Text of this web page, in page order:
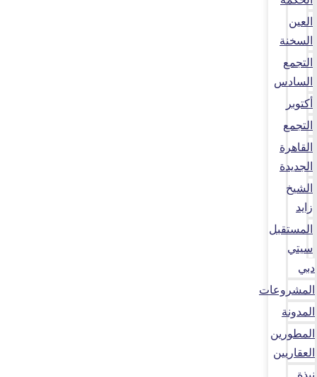
العين
السخنة
التجمع
السادس
أكتوبر
التجمع
القاهرة
الجديدة
الشيخ
زايد
المستقبل
سيتي
دبي
المشروعات
المدونة
المطورين
العقاريين